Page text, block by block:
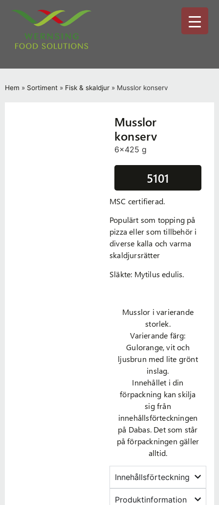
Hem » Sortiment » Fisk & skaldjur » Musslor konserv
Musslor
konserv
6x425 g
5101
MSC certifierad.
Populärt som topping på
pizza eller som tillbehör i
diverse kalla och varma
skaldjursrätter
Släkte: Mytilus edulis.
Musslor i varierande
storlek.
Varierande färg:
Gulorange, vit och
ljusbrun med lite grönt
inslag.
Innehållet i din
förpackning kan skilja
sig från
innehållsförteckningen
på Dabas. Det som står
på förpackningen gäller
alltid.
Innehållsförteckning
Produktinformation